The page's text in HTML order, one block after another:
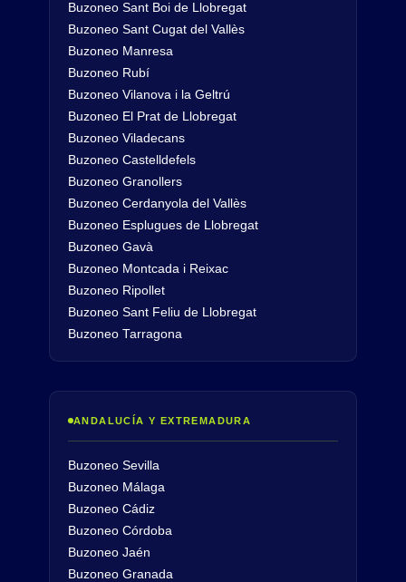
Buzoneo Sant Boi de Llobregat
Buzoneo Sant Cugat del Vallès
Buzoneo Manresa
Buzoneo Rubí
Buzoneo Vilanova i la Geltrú
Buzoneo El Prat de Llobregat
Buzoneo Viladecans
Buzoneo Castelldefels
Buzoneo Granollers
Buzoneo Cerdanyola del Vallès
Buzoneo Esplugues de Llobregat
Buzoneo Gavà
Buzoneo Montcada i Reixac
Buzoneo Ripollet
Buzoneo Sant Feliu de Llobregat
Buzoneo Tarragona
ANDALUCÍA Y EXTREMADURA
Buzoneo Sevilla
Buzoneo Málaga
Buzoneo Cádiz
Buzoneo Córdoba
Buzoneo Jaén
Buzoneo Granada